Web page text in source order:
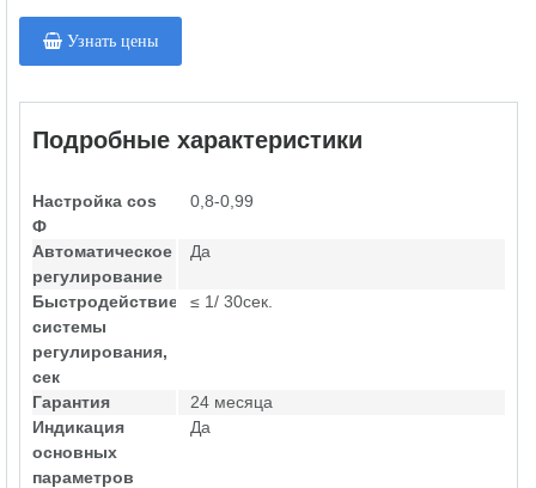
Узнать цены
Подробные характеристики
Настройка cos
Ф
0,8-0,99
Автоматическое
регулирование
Да
Быстродействие
системы
регулирования,
сек
≤ 1/ 30сек.
Гарантия
24 месяца
Индикация
основных
параметров
Да